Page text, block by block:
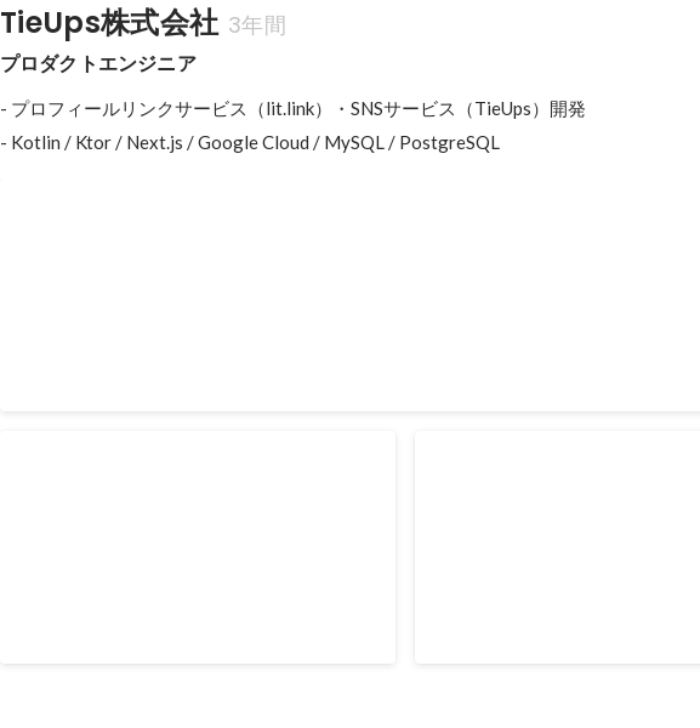
TieUps株式会社 3年間
プロダクトエンジニア
- プロフィールリンクサービス（lit.link）・SNSサービス（TieUps）開発
- Kotlin / Ktor / Next.js / Google Cloud / MySQL / PostgreSQL